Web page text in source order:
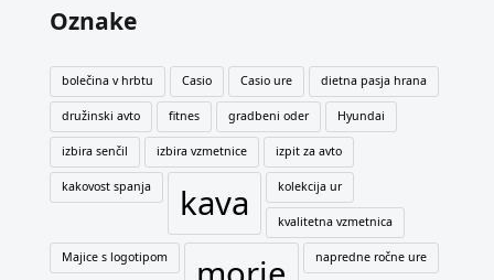
Oznake
bolečina v hrbtu Casio Casio ure dietna pasja hrana
družinski avto fitnes gradbeni oder Hyundai
izbira senčil izbira vzmetnice izpit za avto
kakovost spanja kava kolekcija ur
kvalitetna vzmetnica
Majice s logotipom napredne ročne ure